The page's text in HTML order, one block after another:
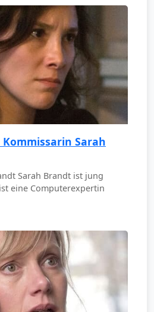
Sarah
Sarah Brandt ist jung
eine Computerexpertin